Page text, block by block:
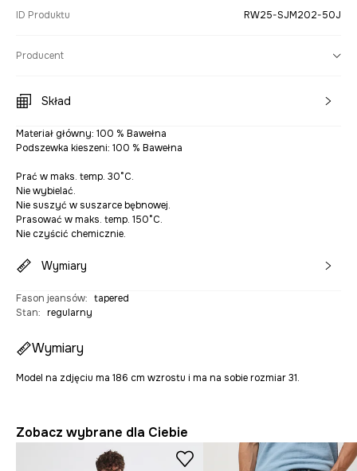
ID Produktu RW25-SJM202-50J
Producent
Skład
Materiał główny: 100 % Bawełna
Podszewka kieszeni: 100 % Bawełna
Prać w maks. temp. 30°C.
Nie wybielać.
Nie suszyć w suszarce bębnowej.
Prasować w maks. temp. 150°C.
Nie czyścić chemicznie.
Wymiary
Fason jeansów: tapered
Stan: regularny
Wymiary
Model na zdjęciu ma 186 cm wzrostu i ma na sobie rozmiar 31.
Zobacz wybrane dla Ciebie